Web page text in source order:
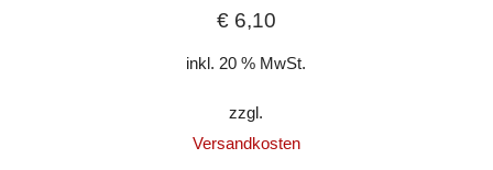
€6,10
inkl. 20 % MwSt.
zzgl.
Versandkosten